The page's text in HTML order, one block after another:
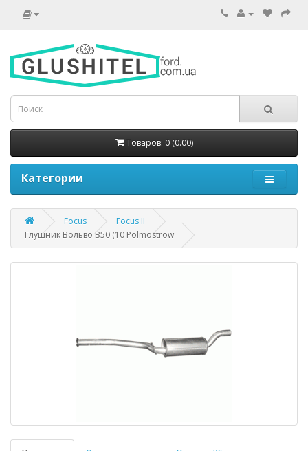
Товаров: 0 (0.00)
Категории
Focus
Focus II
Глушник Вольво В50 (10 Polmostrow